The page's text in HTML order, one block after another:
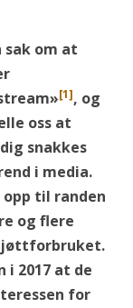
sak om at
[1], og
oss at
snakkes
i media.
til randen
og flere
i 2017 at de
for